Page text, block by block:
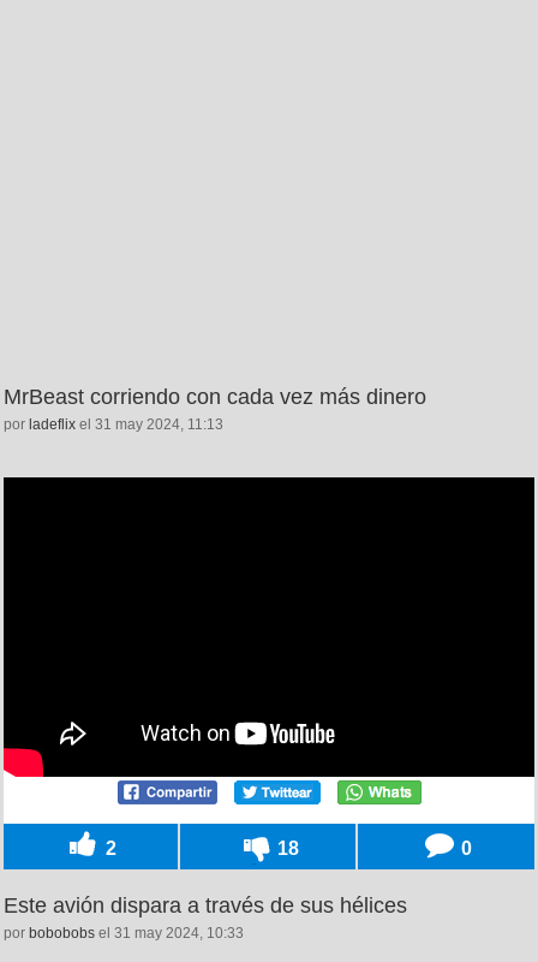
MrBeast corriendo con cada vez más dinero
por ladeflix el 31 may 2024, 11:13
2 18 0
Este avión dispara a través de sus hélices
por bobobobs el 31 may 2024, 10:33